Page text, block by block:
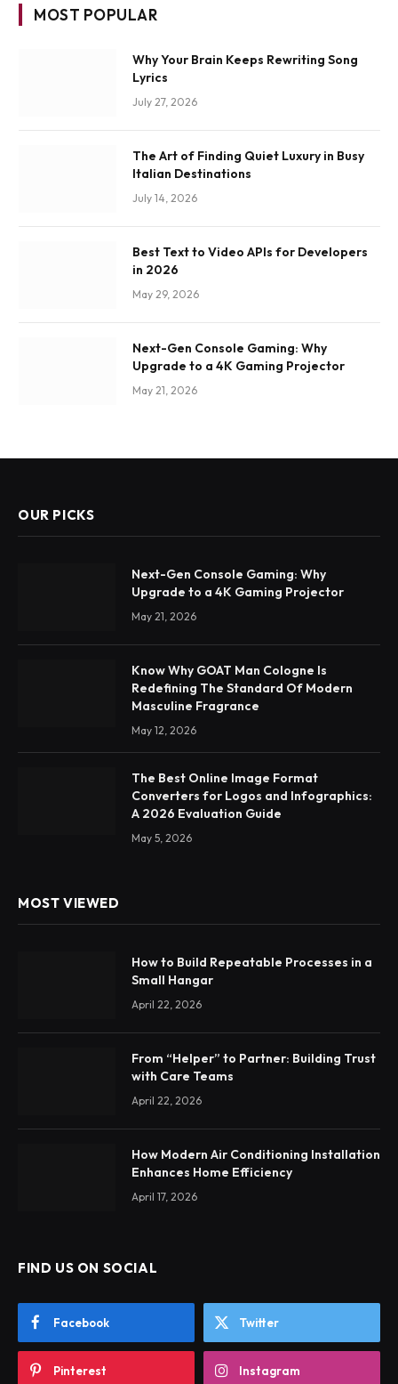
MOST POPULAR
Why Your Brain Keeps Rewriting Song
Lyrics
July 27, 2026
The Art of Finding Quiet Luxury in Busy
Italian Destinations
July 14, 2026
Best Text to Video APIs for Developers
in 2026
May 29, 2026
Next-Gen Console Gaming: Why
Upgrade to a 4K Gaming Projector
May 21, 2026
OUR PICKS
Next-Gen Console Gaming: Why
Upgrade to a 4K Gaming Projector
May 21, 2026
Know Why GOAT Man Cologne Is
Redefining The Standard Of Modern
Masculine Fragrance
May 12, 2026
The Best Online Image Format
Converters for Logos and Infographics:
A 2026 Evaluation Guide
May 5, 2026
MOST VIEWED
How to Build Repeatable Processes in a
Small Hangar
April 22, 2026
From “Helper” to Partner: Building Trust
with Care Teams
April 22, 2026
How Modern Air Conditioning Installation
Enhances Home Efficiency
April 17, 2026
FIND US ON SOCIAL
Facebook Twitter
Pinterest Instagram